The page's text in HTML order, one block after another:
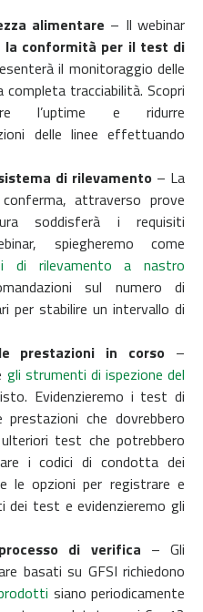
alimentare – Il webinar
la conformità per il test di
il monitoraggio delle
completa tracciabilità. Scopri
l’uptime e ridurre
delle linee effettuando
di rilevamento – La
attraverso prove
soddisferà i requisiti
spiegheremo come
di rilevamento a nastro
sul numero di
per stabilire un intervallo di
prestazioni in corso –
gli strumenti di ispezione del
Evidenzieremo i test di
che dovrebbero
test che potrebbero
i codici di condotta dei
le opzioni per registrare e
dei test e evidenzieremo gli
di verifica – Gli
basati su GFSI richiedono
siano periodicamente